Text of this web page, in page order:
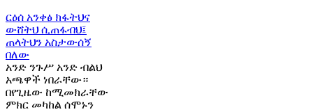
ርዕሰ አንቀፅ ክፋትህና
ውሸትህ ሲጠፋብህ፤
ጠላትህን አስታውሰኝ
በለው
አንድ ንጉሥ አንድ ብልህ
አጫዋች ነበራቸው።
በየጊዜው ከሚመክራቸው
ምክር መካከል ሰሞኑን